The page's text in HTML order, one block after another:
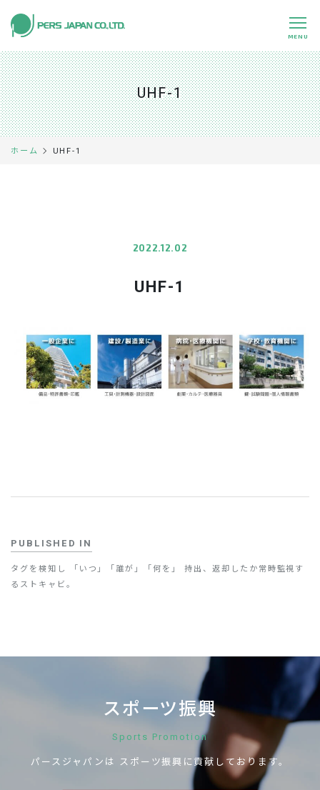
MENU
私たちの特長 About Us
事業内容 Business
0120-891-224
UHF-1
ホーム UHF-1
2022.12.02
UHF-1
PUBLISHED IN
タグを検知し 「いつ」「誰が」「何を」 持出、返却したか常時監視す
るストキャビ。
スポーツ振興
Sports Promotion
パースジャパンは スポーツ振興に貢献しております。